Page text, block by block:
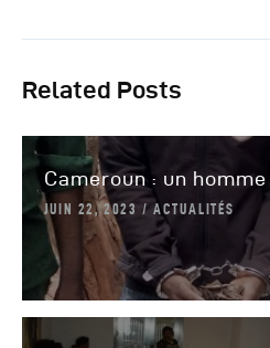
Related Posts
Cameroun : un
JUIN 22, 2023 ACTUALITÉS